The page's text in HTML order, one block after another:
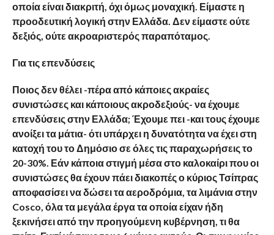
οποία είναι διακριτή, όχι όμως μοναχική. Είμαστε η
προοδευτική λογική στην Ελλάδα. Δεν είμαστε ούτε
δεξιός, ούτε ακροαριστερός παραπόταμος.
Για τις επενδύσεις
Ποιος δεν θέλει -πέρα από κάποιες ακραίες
συνιστώσες και κάποιους ακροδεξιούς- να έχουμε
επενδύσεις στην Ελλάδα; Έχουμε πει -και τους έχουμε
ανοίξει τα μάτια- ότι υπάρχει η δυνατότητα να έχει στη
κατοχή του το Δημόσιο σε όλες τις παραχωρήσεις το
20-30%. Εάν κάποια στιγμή μέσα στο καλοκαίρι που οι
συνιστώσες θα έχουν πάει διακοπές ο κύριος Τσίπρας
αποφασίσει να δώσει τα αεροδρόμια, τα λιμάνια στην
Cosco, όλα τα μεγάλα έργα τα οποία είχαν ήδη
ξεκινήσει από την προηγούμενη κυβέρνηση, τι θα